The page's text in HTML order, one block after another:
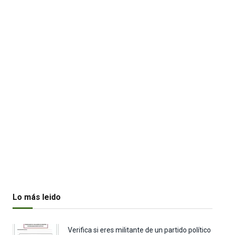
Lo más leido
Verifica si eres militante de un partido político